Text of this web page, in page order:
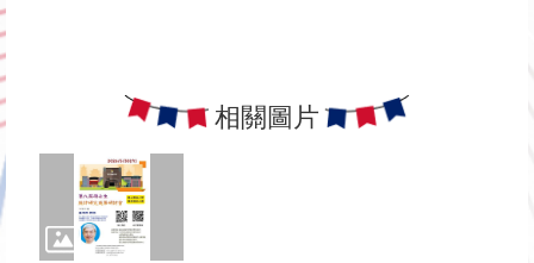
相關圖片